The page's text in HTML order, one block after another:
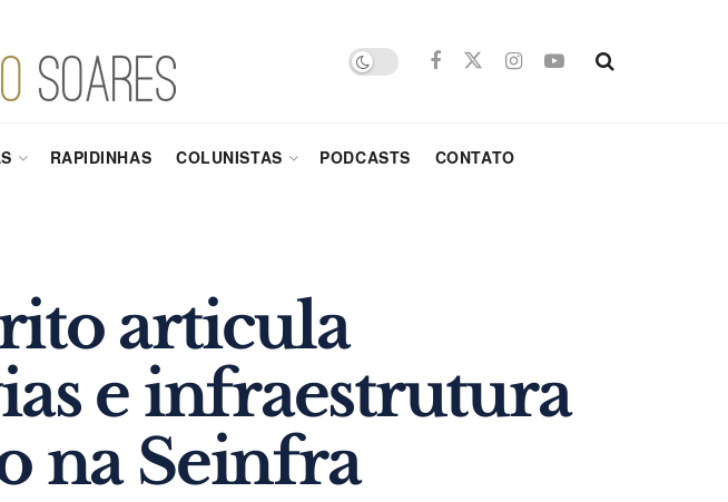
RAPIDINHAS COLUNISTAS PODCASTS CONTATO
articula
e infraestrutura
na Seinfra